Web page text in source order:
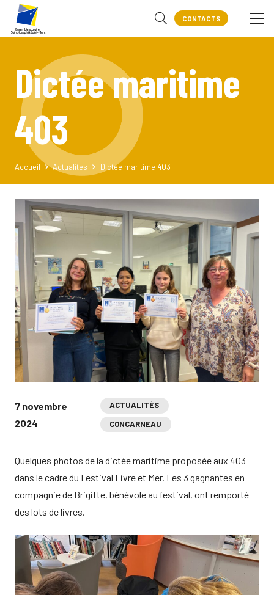
CONTACTS
Dictée maritime
403
Accueil Actualités Dictée maritime 403
7 novembre
2024
ACTUALITÉS
CONCARNEAU
Quelques photos de la dictée maritime proposée aux 403
dans le cadre du Festival Livre et Mer. Les 3 gagnantes en
compagnie de Brigitte, bénévole au festival, ont remporté
des lots de livres.